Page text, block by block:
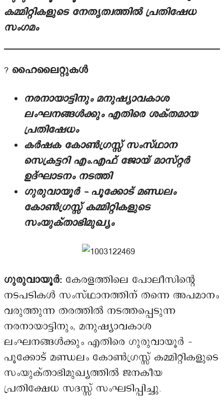
കമ്മിറ്റികളുടെ നേതൃത്വത്തിൽ പ്രതിഷേധ
സംഗമം
? ഹൈലൈറ്റുകൾ
നരനായാട്ടിനും മനുഷ്യാവകാശ
ലംഘനങ്ങൾക്കും എതിരെ ശക്തമായ
പ്രതിഷേധം
കർഷക കോൺഗ്രസ്സ് സംസ്ഥാന
സെക്രട്ടറി എം.എഫ് ജോയ് മാസ്റ്റർ
ഉദ്ഘാടനം നടത്തി
ഗുരുവായൂർ – പൂക്കോട് മണ്ഡലം
കോൺഗ്രസ്സ് കമ്മിറ്റികളുടെ
സംയുക്താഭിമുഖ്യം
ഗുരുവായൂർ: കേരളത്തിലെ പോലീസിന്റെ
നടപടികൾ സംസ്ഥാനത്തിന് തന്നെ അപമാനം
വരുത്തുന്ന തരത്തിൽ നടത്തപ്പെടുന്ന
നരനായാട്ടിനും, മനുഷ്യാവകാശ
ലംഘനങ്ങൾക്കും എതിരെ ഗുരുവായൂർ –
പൂക്കോട് മണ്ഡലം കോൺഗ്രസ്സ് കമ്മിറ്റികളുടെ
സംയുക്താഭിമുഖ്യത്തിൽ ജനകീയ
പ്രതിക്ഷേധ സദസ്സ് സംഘടിപ്പിച്ചു.